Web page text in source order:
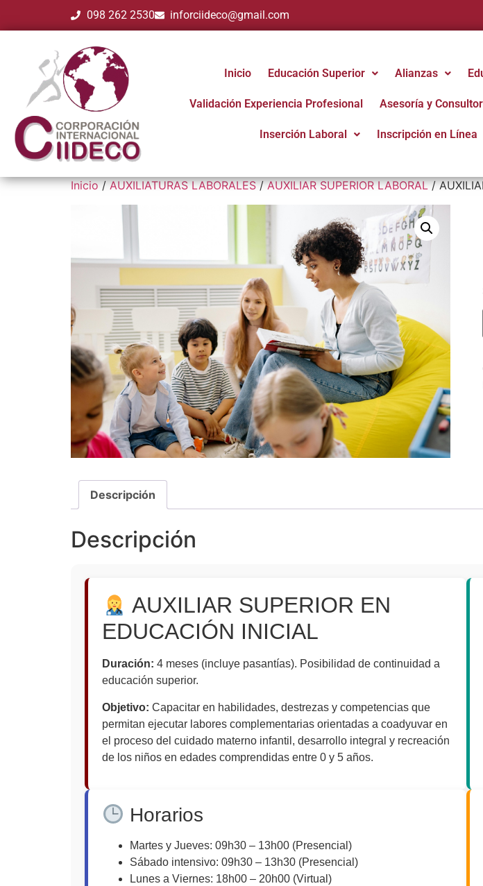
098 262 2530 inforciideco@gmail.com
Inicio Educación Superior Alianzas
Validación Experiencia Profesional Asesoría y
Inserción Laboral Inscripción en Línea
Inicio/AUXILIATURAS LABORALES/AUXILIAR SUPERIOR LABORAL/
Descripción
Descripción
AUXILIAR SUPERIOR EN
EDUCACIÓN INICIAL
Duración: 4 meses (incluye pasantías). Posibilidad de continuidad a
educación superior.
Objetivo: Capacitar en habilidades, destrezas y competencias que
permitan ejecutar labores complementarias orientadas a coadyuvar en
el proceso del cuidado materno infantil, desarrollo integral y recreación
de los niños en edades comprendidas entre 0 y 5 años.
Horarios
Martes y Jueves: 09h30 – 13h00 (Presencial)
Sábado intensivo: 09h30 – 13h30 (Presencial)
Lunes a Viernes: 18h00 – 20h00 (Virtual)